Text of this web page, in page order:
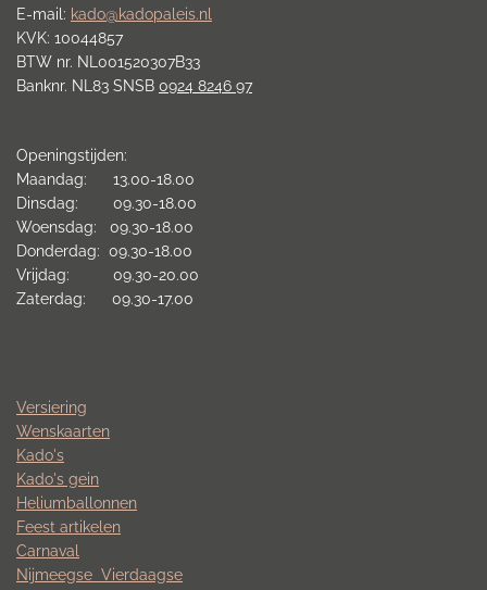
E-mail: kado@kadopaleis.nl
KVK: 10044857
BTW nr. NL001520307B33
Banknr. NL83 SNSB 0924 8246 97
Openingstijden:
Maandag: 13.00-18.00
Dinsdag: 09.30-18.00
Woensdag: 09.30-18.00
Donderdag: 09.30-18.00
Vrijdag: 09.30-20.00
Zaterdag: 09.30-17.00
Versiering
Wenskaarten
Kado's
Kado's gein
Heliumballonnen
Feest artikelen
Carnaval
Nijmeegse Vierdaagse